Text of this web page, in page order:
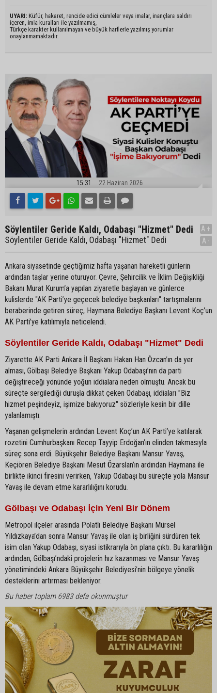
UYARI: Küfür, hakaret, rencide edici cümleler veya imalar, inançlara saldırı
içeren, imla kuralları ile yazılmamış,
Türkçe karakter kullanılmayan ve büyük harflerle yazılmış yorumlar
onaylanmamaktadır.
15:31 22 Haziran 2026
Söylentiler Geride Kaldı, Odabaşı "Hizmet" Dedi
Söylentiler Geride Kaldı, Odabaşı "Hizmet" Dedi
A+
A-
Ankara siyasetinde geçtiğimiz hafta yaşanan hareketli günlerin
ardından taşlar yerine oturuyor. Çevre, Şehircilik ve İklim Değişikliği
Bakanı Murat Kurum’a yapılan ziyaretle başlayan ve günlerce
kulislerde "AK Parti’ye geçecek belediye başkanları" tartışmalarını
beraberinde getiren süreç, Haymana Belediye Başkanı Levent Koç’un
AK Parti’ye katılımıyla neticelendi.
Söylentiler Geride Kaldı, Odabaşı "Hizmet" Dedi
Ziyarette AK Parti Ankara İl Başkanı Hakan Han Özcan’ın da yer
alması, Gölbaşı Belediye Başkanı Yakup Odabaşı’nın da parti
değiştireceği yönünde yoğun iddialara neden olmuştu. Ancak bu
süreçte sergilediği duruşla dikkat çeken Odabaşı, iddiaları "Biz
hizmet peşindeyiz, işimize bakıyoruz" sözleriyle kesin bir dille
yalanlamıştı.
Yaşanan gelişmelerin ardından Levent Koç’un AK Parti’ye katılarak
rozetini Cumhurbaşkanı Recep Tayyip Erdoğan’ın elinden takmasıyla
süreç sona erdi. Büyükşehir Belediye Başkanı Mansur Yavaş,
Keçiören Belediye Başkanı Mesut Özarslan’ın ardından Haymana ile
birlikte ikinci firesini verirken, Yakup Odabaşı bu süreçte yola Mansur
Yavaş ile devam etme kararlılığını korudu.
Gölbaşı ve Odabaşı İçin Yeni Bir Dönem
Metropol ilçeler arasında Polatlı Belediye Başkanı Mürsel
Yıldızkaya’dan sonra Mansur Yavaş ile olan iş birliğini sürdüren tek
isim olan Yakup Odabaşı, siyasi istikrarıyla ön plana çıktı. Bu kararlılığın
ardından, Gölbaşı’ndaki projelerin hız kazanması ve Mansur Yavaş
yönetimindeki Ankara Büyükşehir Belediyesi’nin bölgeye yönelik
desteklerini artırması bekleniyor.
Bu haber toplam 6983 defa okunmuştur